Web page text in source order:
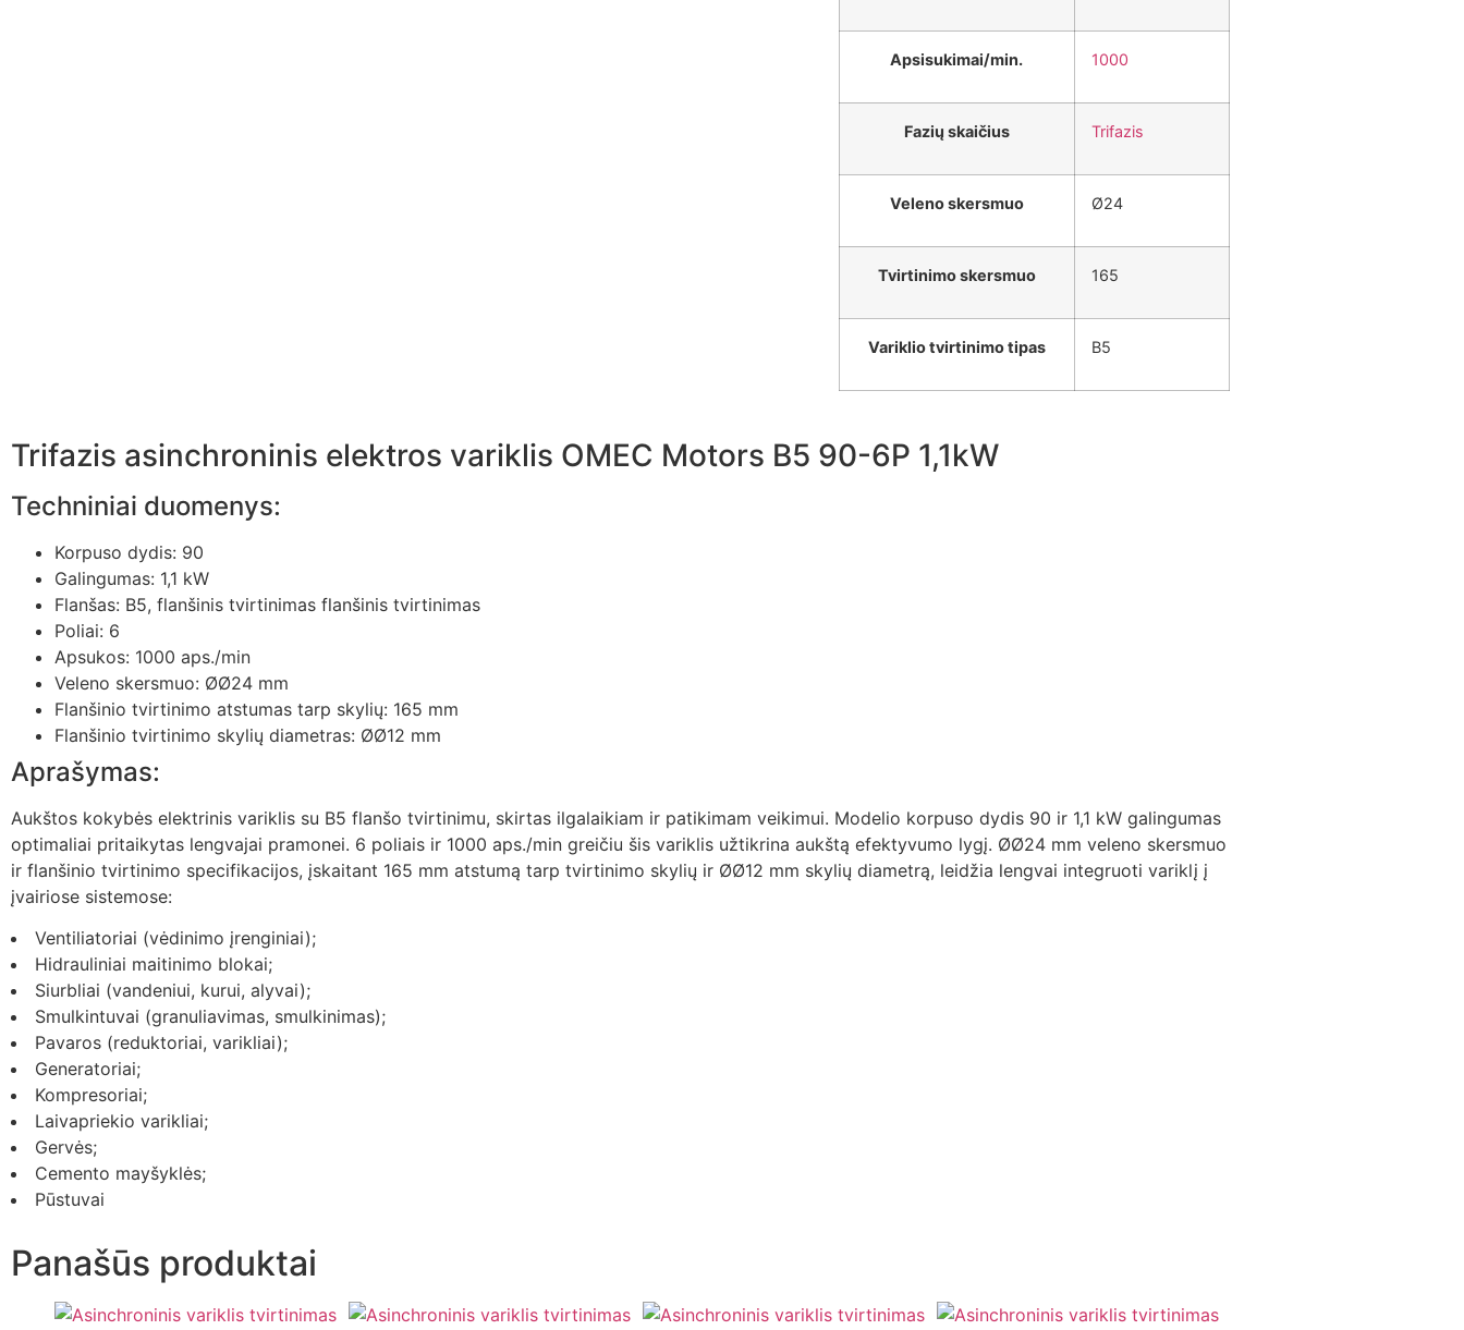
Apsisukimai/min. 1000
Fazių skaičius Trifazis
Veleno skersmuo Ø24
Tvirtinimo skersmuo 165
Variklio tvirtinimo tipas B5
Trifazis asinchroninis elektros variklis OMEC Motors B5 90-6P 1,1kW
Techniniai duomenys:
Korpuso dydis: 90
Galingumas: 1,1 kW
Flanšas: B5, flanšinis tvirtinimas flanšinis tvirtinimas
Poliai: 6
Apsukos: 1000 aps./min
Veleno skersmuo: ØØ24 mm
Flanšinio tvirtinimo atstumas tarp skylių: 165 mm
Flanšinio tvirtinimo skylių diametras: ØØ12 mm
Aprašymas:
Aukštos kokybės elektrinis variklis su B5 flanšo tvirtinimu, skirtas ilgalaikiam ir patikimam veikimui. Modelio korpuso dydis 90 ir 1,1 kW galingumas
optimaliai pritaikytas lengvajai pramonei. 6 poliais ir 1000 aps./min greičiu šis variklis užtikrina aukštą efektyvumo lygį. ØØ24 mm veleno skersmuo
ir flanšinio tvirtinimo specifikacijos, įskaitant 165 mm atstumą tarp tvirtinimo skylių ir ØØ12 mm skylių diametrą, leidžia lengvai integruoti variklį į
įvairiose sistemose:
Ventiliatoriai (vėdinimo įrenginiai);
Hidrauliniai maitinimo blokai;
Siurbliai (vandeniui, kurui, alyvai);
Smulkintuvai (granuliavimas, smulkinimas);
Pavaros (reduktoriai, varikliai);
Generatoriai;
Kompresoriai;
Laivapriekio varikliai;
Gervės;
Cemento mayšyklės;
Pūstuvai
Panašūs produktai